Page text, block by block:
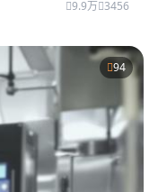
9.9万 3456
94